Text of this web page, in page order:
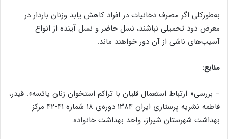
به‌طورکلی اگر مصرف دخانیات در افراد کاهش یابد وزنان باردار در
معرض دود تحمیلی نباشند، نسل حاضر و نسل آینده از انواع
آسیب‌های ناشی از آن دور خواهند ماند.
منابع:
– بررسی« ارتباط استعمال قلیان با تراکم استخوان زنان یائسه». قیدر،
فاطمه نشریه‌ پرستاری ایران ۱۳۸۴ دوره‌ی ۱۸ شماره ۴۱-۴۲ مرکز
بهداشت شهرستان شیراز، واحد بهداشت خانواده.